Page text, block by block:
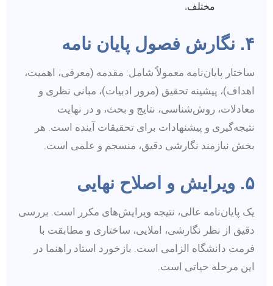
مختلف.
۴. نگارش فصول پایان نامه
ساختار پایان‌نامه معمولاً شامل: مقدمه (معرفی، اهمیت،
اهداف)، پیشینه تحقیق (مرور ادبیات)، مبانی نظری و
معادلات، روش‌شناسی، نتایج و بحث، و در نهایت
نتیجه‌گیری و پیشنهادات برای تحقیقات آینده است. هر
بخش نیازمند نگارشی دقیق، منسجم و علمی است.
۵. ویرایش و اصلاح نهایی
یک پایان‌نامه عالی، نتیجه ویرایش‌های مکرر است. بررسی
دقیق از نظر نگارشی، املایی، ساختاری و مطابقت با
فرمت دانشگاه الزامی است. بازخورد استاد راهنما در
این مرحله حیاتی است.